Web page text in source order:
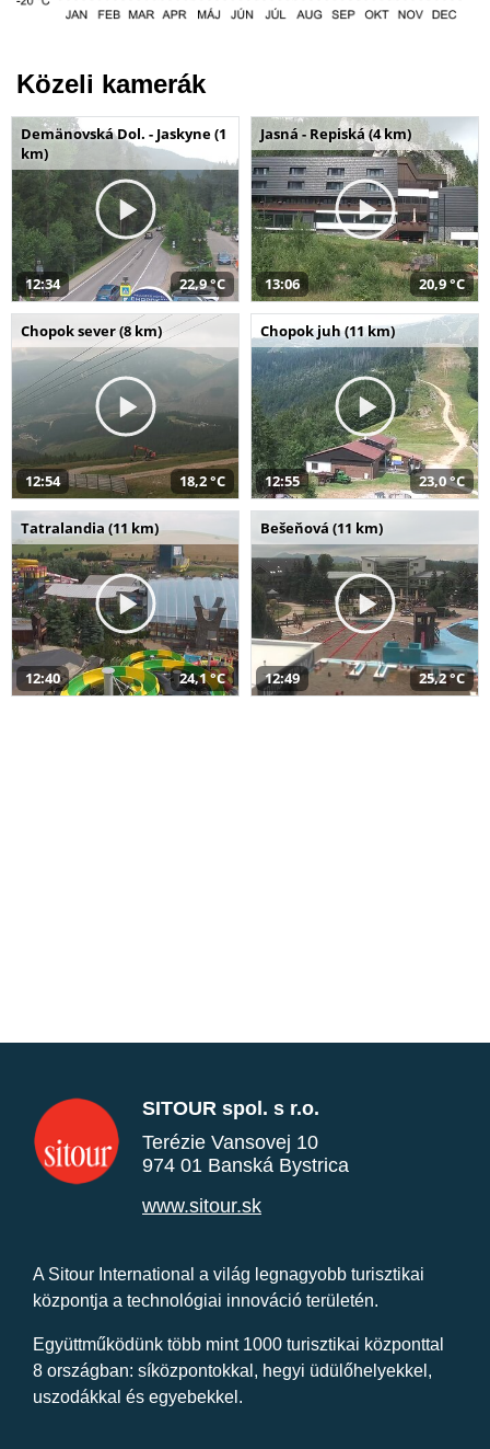
Közeli kamerák
Demänovská Dol. - Jaskyne (1
km)
12:34 22,9 °C
Jasná - Repiská (4 km)
13:06 20,9 °C
Chopok sever (8 km)
12:54 18,2 °C
Chopok juh (11 km)
12:55 23,0 °C
Tatralandia (11 km)
12:40 24,1 °C
Bešeňová (11 km)
12:49 25,2 °C
SITOUR spol. s r.o.
Terézie Vansovej 10
974 01 Banská Bystrica
www.sitour.sk
A Sitour International a világ legnagyobb turisztikai
központja a technológiai innováció területén.
Együttműködünk több mint 1000 turisztikai központtal
8 országban: síközpontokkal, hegyi üdülőhelyekkel,
uszodákkal és egyebekkel.